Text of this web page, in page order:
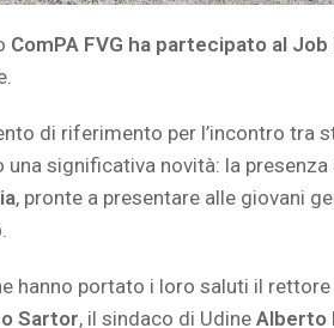
ComPA FVG ha partecipato al
di riferimento per l’incontro tra
significativa novità: la
, pronte a presentare alle giovani
hanno portato i loro saluti il rettore
Sartor, il sindaco di UdineAlberto